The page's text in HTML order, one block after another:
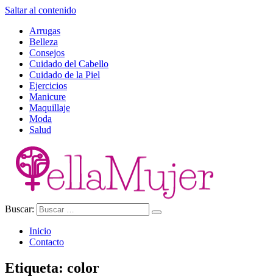
Saltar al contenido
Arrugas
Belleza
Consejos
Cuidado del Cabello
Cuidado de la Piel
Ejercicios
Manicure
Maquillaje
Moda
Salud
Ella Mujer
Buscar:
Inicio
Contacto
Etiqueta: color